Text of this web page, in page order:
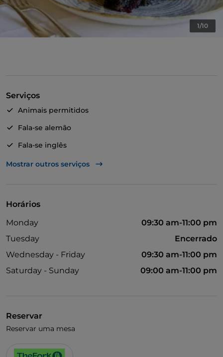
1/10
Serviços
Animais permitidos
Fala-se alemão
Fala-se inglês
Fala-se francês
Mostrar outros serviços
Horários
Monday
09:30 am-11:00 pm
Tuesday
Encerrado
Wednesday - Friday
09:30 am-11:00 pm
Saturday - Sunday
09:00 am-11:00 pm
Reservar
Reservar uma mesa